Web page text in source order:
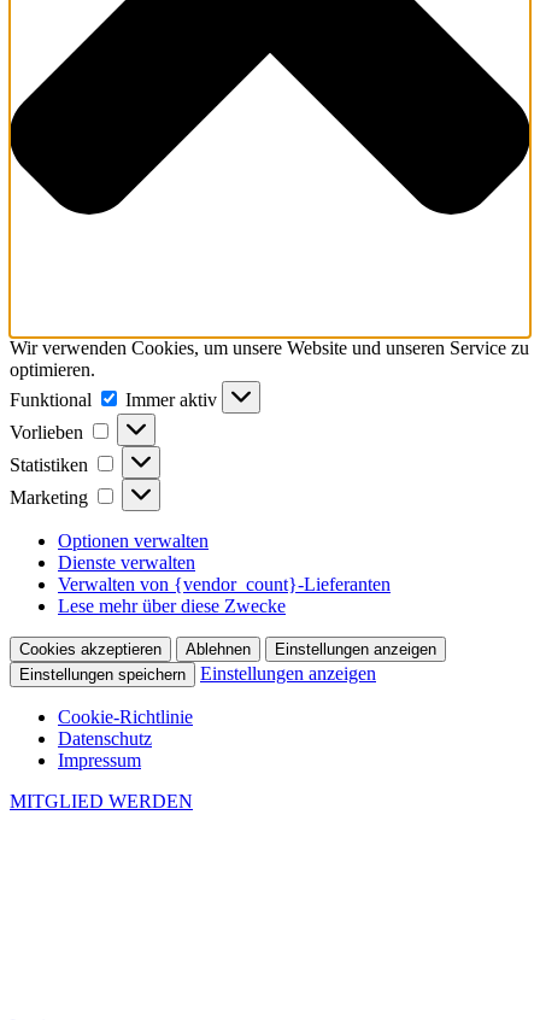
Wir verwenden Cookies, um unsere Website und unseren Service zu
optimieren.
Funktional
Funktional
Immer aktiv
Vorlieben
Vorlieben
Statistiken Statistiken
Marketing Marketing
Optionen verwalten
Dienste verwalten
Verwalten von {vendor_count}-Lieferanten
Lese mehr über diese Zwecke
Cookies akzeptieren Ablehnen
Einstellungen anzeigen
Einstellungen speichern
Einstellungen anzeigen
Cookie-Richtlinie
Datenschutz
Impressum
MITGLIED WERDEN